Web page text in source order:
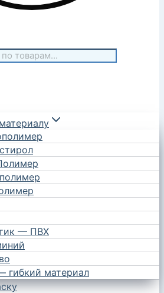
— ПВХ
гибкий материал